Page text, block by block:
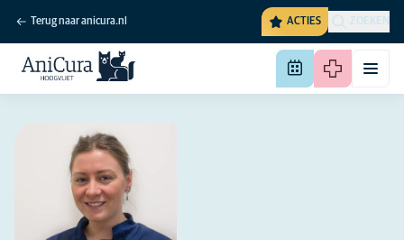
Terug naar anicura.nl ACTIES ZOEKEN